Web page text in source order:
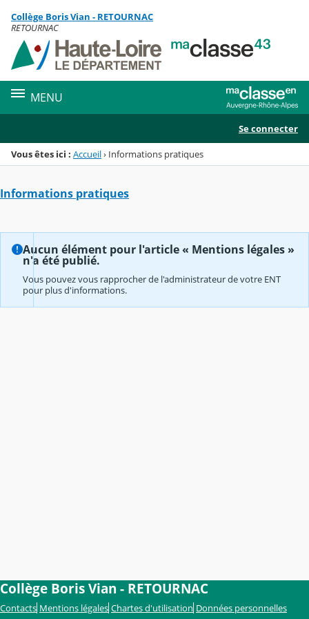
Menu de la rubrique
Contenu
Collège Boris Vian - RETOURNAC
RETOURNAC
MENU
Se connecter
Vous êtes ici : Accueil› Informations pratiques
Informations pratiques
Aucun élément pour l'article « Mentions légales »
n'a été publié.
Vous pouvez vous rapprocher de l'administrateur de votre ENT
pour plus d'informations.
Collège Boris Vian - RETOURNAC
Contacts Mentions légales Chartes d'utilisation Données personnelles